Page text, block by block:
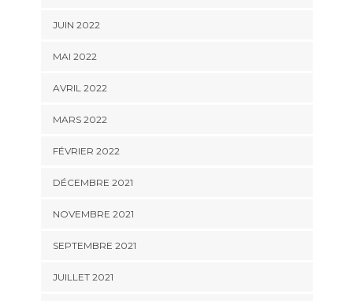
JUIN 2022
MAI 2022
AVRIL 2022
MARS 2022
FÉVRIER 2022
DÉCEMBRE 2021
NOVEMBRE 2021
SEPTEMBRE 2021
JUILLET 2021